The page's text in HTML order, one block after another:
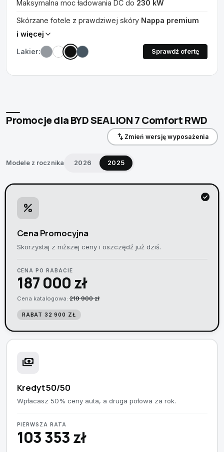
Maksymalna moc ładowania DC do 230 kW
Skórzane fotele z prawdziwej skóry Nappa premium
i więcej
Lakier: Sprawdź ofertę
Promocje dla BYD SEALION 7Comfort RWD
swap_vert Zmień wersję wyposażenia
Modele z rocznika 2026 2025
check_circle
percent
Cena Promocyjna
Skorzystaj z niższej ceny i oszczędź już dziś.
CENA PO RABACIE
187 000 zł
Cena katalogowa:219 900 zł
RABAT 32 900 ZŁ
payments
Kredyt 50/50
Wpłacasz 50% ceny auta, a druga połowa za rok.
PIERWSZA RATA
103 353 zł